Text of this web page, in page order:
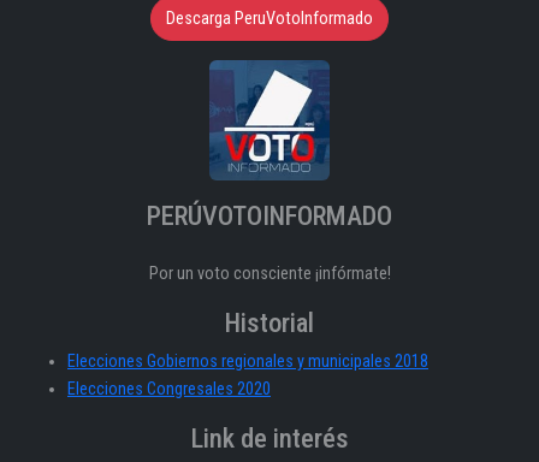
Descarga PeruVotoInformado
PERÚVOTOINFORMADO
Por un voto consciente ¡infórmate!
Historial
Elecciones Gobiernos regionales y municipales 2018
Elecciones Congresales 2020
Link de interés